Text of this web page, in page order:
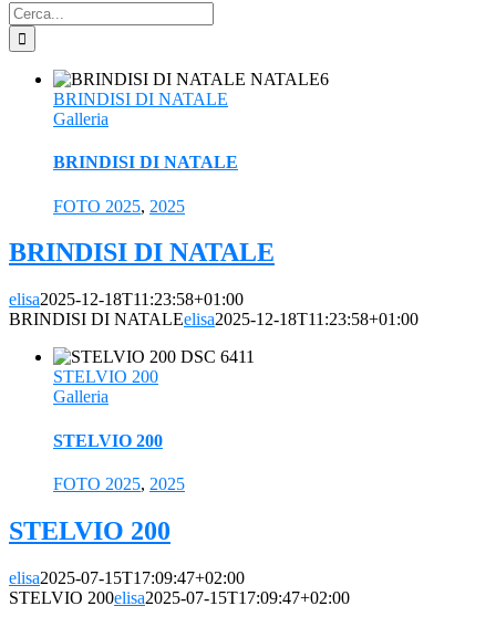
Cerca
per:
BRINDISI DI NATALE
Galleria
BRINDISI DI NATALE
FOTO 2025, 2025
BRINDISI DI NATALE
elisa2025-12-18T11:23:58+01:00
BRINDISI DI NATALEelisa2025-12-18T11:23:58+01:00
STELVIO 200
Galleria
STELVIO 200
FOTO 2025, 2025
STELVIO 200
elisa2025-07-15T17:09:47+02:00
STELVIO 200elisa2025-07-15T17:09:47+02:00